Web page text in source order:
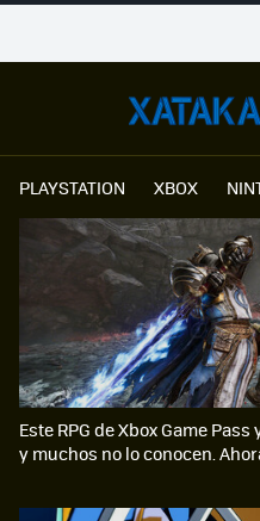
PLAYSTATION XBOX
Este RPG de Xbox Game
y muchos no lo conocen.